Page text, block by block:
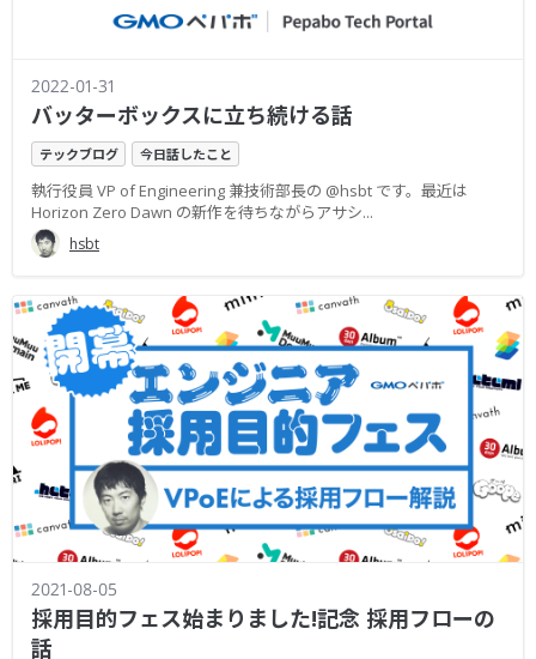
2022-01-31
バッターボックスに立ち続ける話
テックブログ 今日話したこと
執行役員 VP of Engineering 兼技術部長の @hsbt です。最近は
Horizon Zero Dawn の新作を待ちながらアサシ...
hsbt
2021-08-05
採用目的フェス始まりました!記念 採用フローの
話